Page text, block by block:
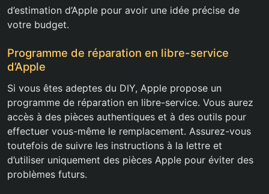
d’estimation d’Apple pour avoir une idée précise de
votre budget.
Programme de réparation en libre-service
d’Apple
Si vous êtes adeptes du DIY, Apple propose un
programme de réparation en libre-service. Vous aurez
accès à des pièces authentiques et à des outils pour
effectuer vous-même le remplacement. Assurez-vous
toutefois de suivre les instructions à la lettre et
d’utiliser uniquement des pièces Apple pour éviter des
problèmes futurs.